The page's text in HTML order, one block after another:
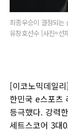
최종우승이 결정되는
유창호선수 [사진=선
[이코노믹데일
한민국 e스포츠
등극했다. 강력
세트스코어 3대